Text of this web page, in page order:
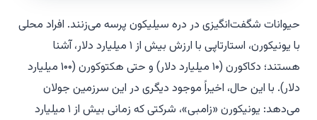
حیوانات شگفت‌انگیزی در دره سیلیکون پرسه می‌زنند. افراد محلی
با یونیکورن، استارتاپی با ارزش بیش از ۱ میلیارد دلار، آشنا
هستند؛ دکاکورن (۱۰ میلیارد دلار) و حتی هکتوکورن (۱۰۰ میلیارد
دلار). با این حال، اخیراً موجود دیگری در این سرزمین جولان
می‌دهد: یونیکورن «زامبی»، شرکتی که زمانی بیش از ۱ میلیارد